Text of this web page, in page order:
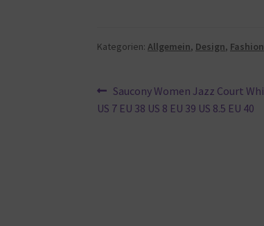
Kategorien: Allgemein, Design, Fashion
Beitragsnavigation
Vorheriger
Beitrag:
Saucony Women Jazz Court
US 7 EU 38 US 8 EU 39 US 8.5 EU 40